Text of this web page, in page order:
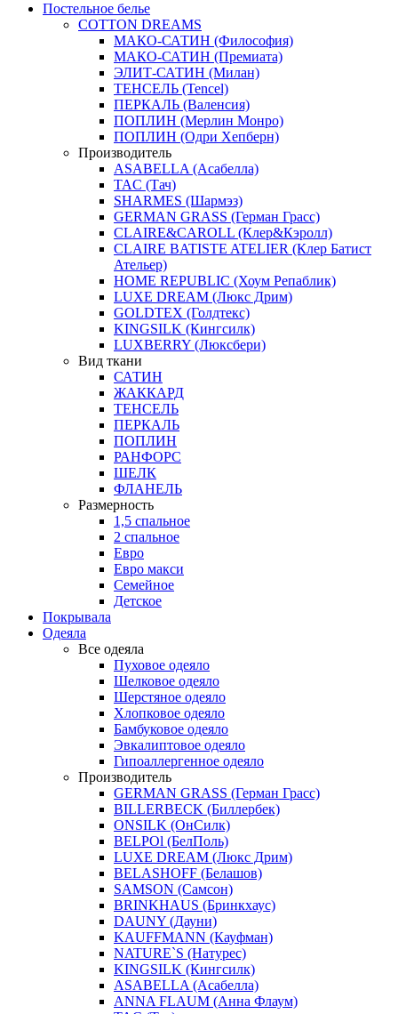
Постельное белье
COTTON DREAMS
МАКО-САТИН (Философия)
МАКО-САТИН (Премиата)
ЭЛИТ-САТИН (Милан)
ТЕНСЕЛЬ (Tencel)
ПЕРКАЛЬ (Валенсия)
ПОПЛИН (Мерлин Монро)
ПОПЛИН (Одри Хепберн)
Производитель
ASABELLA (Асабелла)
TAC (Тач)
SHARMES (Шармэз)
GERMAN GRASS (Герман Грасс)
CLAIRE&CAROLL (Клер&Кэролл)
CLAIRE BATISTE ATELIER (Клер Батист
Ательер)
HOME REPUBLIC (Хоум Репаблик)
LUXE DREAM (Люкс Дрим)
GOLDTEX (Голдтекс)
KINGSILK (Кингсилк)
LUXBERRY (Люксбери)
Вид ткани
САТИН
ЖАККАРД
ТЕНСЕЛЬ
ПЕРКАЛЬ
ПОПЛИН
РАНФОРС
ШЕЛК
ФЛАНЕЛЬ
Размерность
1,5 спальное
2 спальное
Евро
Евро макси
Семейное
Детское
Покрывала
Одеяла
Все одеяла
Пуховое одеяло
Шелковое одеяло
Шерстяное одеяло
Хлопковое одеяло
Бамбуковое одеяло
Эвкалиптовое одеяло
Гипоаллергенное одеяло
Производитель
GERMAN GRASS (Герман Грасс)
BILLERBECK (Биллербек)
ONSILK (ОнСилк)
BELPOl (БелПоль)
LUXE DREAM (Люкс Дрим)
BELASHOFF (Белашов)
SAMSON (Самсон)
BRINKHAUS (Бринкхаус)
DAUNY (Дауни)
KAUFFMANN (Кауфман)
NATURE`S (Натурес)
KINGSILK (Кингсилк)
ASABELLA (Асабелла)
ANNA FLAUM (Анна Флаум)